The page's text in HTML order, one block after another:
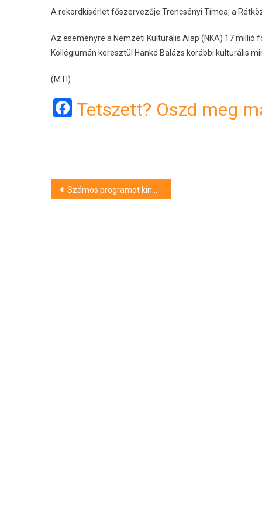
A rekordkísérlet főszervezője Trencsényi Tímea, a
Az eseményre a Nemzeti Kulturális Alap (NKA) 17
Kollégiumán keresztül Hankó Balázs korábbi kulturális
(MTI)
Facebook
Tetszett? Oszd meg
Bejegyzés
Számos programot kínál az Orgonák éjszakája Pécsen